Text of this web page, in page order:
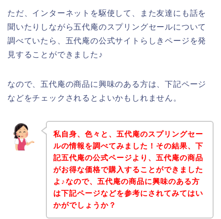
ただ、インターネットを駆使して、また友達にも話を
聞いたりしながら五代庵のスプリングセールについて
調べていたら、五代庵の公式サイトらしきページを発
見することができました♪
なので、五代庵の商品に興味のある方は、下記ページ
などをチェックされるとよいかもしれません。
私自身、色々と、五代庵のスプリングセー
ルの情報を調べてみました！その結果、下
記五代庵の公式ページより、五代庵の商品
がお得な価格で購入することができました
よ♪なので、五代庵の商品に興味のある方
は下記ページなどを参考にされてみてはい
かがでしょうか？